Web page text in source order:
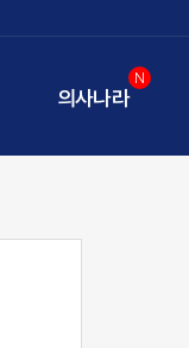
N
의사나라